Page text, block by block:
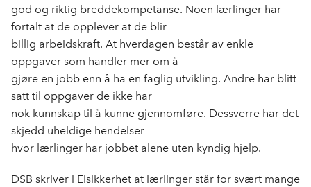
god og riktig breddekompetanse. Noen lærlinger har
fortalt at de opplever at de blir
billig arbeidskraft. At hverdagen består av enkle
oppgaver som handler mer om å
gjøre en jobb enn å ha en faglig utvikling. Andre har blitt
satt til oppgaver de ikke har
nok kunnskap til å kunne gjennomføre. Dessverre har det
skjedd uheldige hendelser
hvor lærlinger har jobbet alene uten kyndig hjelp.
DSB skriver i Elsikkerhet at lærlinger står for svært mange